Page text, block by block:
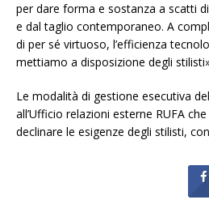
per dare forma e sostanza a scatti
e dal taglio contemporaneo. A
di per sé virtuoso, l’efficienza
mettiamo a disposizione degli
Le modalità di gestione esecutiva
all’Ufficio relazioni esterne RUFA
declinare le esigenze degli stilisti,